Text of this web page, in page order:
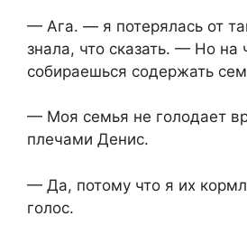
— Ага. — я потерялась от
знала, что сказать. — Но на
собираешься содержать
— Моя семья не голодает
плечами Денис.
— Да, потому что я их
голос.